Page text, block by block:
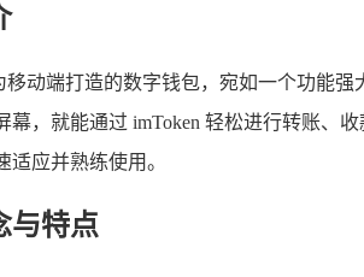
移动端打造的数字钱包，宛如一个功能
幕，就能通过 imToken 轻松进行转账、
应并熟练使用。
与特点